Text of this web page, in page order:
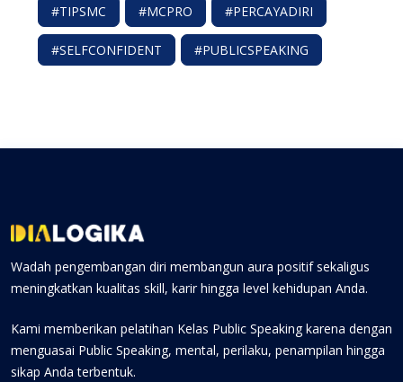
#TIPSMC #MCPRO #PERCAYADIRI
#SELFCONFIDENT #PUBLICSPEAKING
Wadah pengembangan diri membangun aura positif sekaligus
meningkatkan kualitas skill, karir hingga level kehidupan Anda.
Kami memberikan pelatihan Kelas Public Speaking karena dengan
menguasai Public Speaking, mental, perilaku, penampilan hingga
sikap Anda terbentuk.